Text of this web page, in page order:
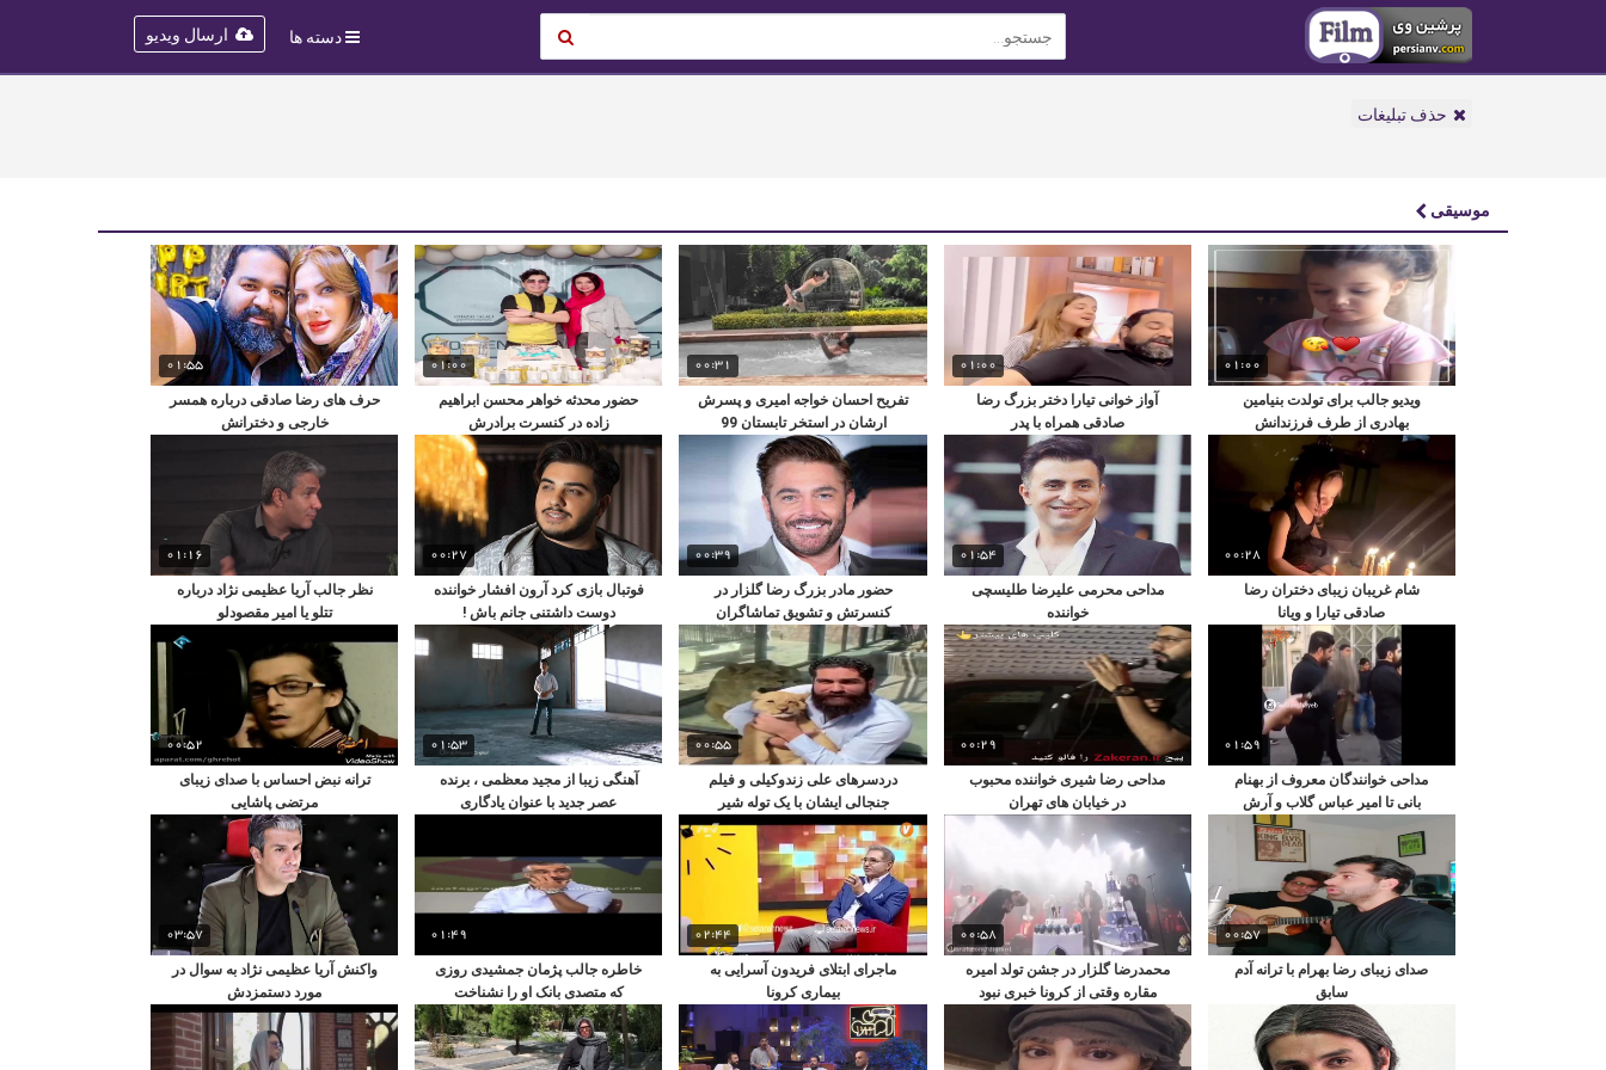
ارسال ویدیو دسته ها
حذف تبلیغات
موسیقی
01:00
ویدیو جالب برای تولدت بنیامین
بهادری از طرف فرزندانش
01:00
آواز خوانی تیارا دختر بزرگ رضا
صادقی همراه با پدر
00:31
تفریح احسان خواجه امیری و پسرش
ارشان در استخر تابستان 99
01:00
حضور محدثه خواهر محسن ابراهیم
زاده در کنسرت برادرش
01:55
حرف های رضا صادقی درباره همسر
خارجی و دخترانش
00:28
شام غریبان زیبای دختران رضا
صادقی تیارا و ویانا
01:54
مداحی محرمی علیرضا طلیسچی
خواننده
00:39
حضور مادر بزرگ رضا گلزار در
کنسرتش و تشویق تماشاگران
00:27
فوتبال بازی کرد آرون افشار خواننده
دوست داشتنی جانم باش !
01:16
نظر جالب آریا عظیمی نژاد درباره
تتلو یا امیر مقصودلو
01:59
مداحی خوانندگان معروف از بهنام
بانی تا امیر عباس گلاب و آرش
00:29
مداحی رضا شیری خواننده محبوب
در خیابان های تهران
00:55
دردسرهای علی زندوکیلی و فیلم
جنجالی ایشان با یک توله شیر
01:53
آهنگی زیبا از مجید معظمی ، برنده
عصر جدید با عنوان یادگاری
00:52
ترانه نبض احساس با صدای زیبای
مرتضی پاشایی
00:57
صدای زیبای رضا بهرام با ترانه آدم
سابق
00:58
محمدرضا گلزار در جشن تولد امیره
مقاره وقتی از کرونا خبری نبود
02:44
ماجرای ابتلای فریدون آسرایی به
بیماری کرونا
01:49
خاطره جالب پژمان جمشیدی روزی
که متصدی بانک او را نشناخت
03:57
واکنش آریا عظیمی نژاد به سوال در
مورد دستمزدش